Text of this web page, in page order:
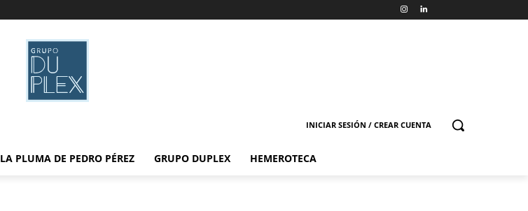
INICIAR SESIÓN / CREAR CUENTA
LA PLUMA DE PEDRO PÉREZ GRUPO DUPLEX HEMEROTECA